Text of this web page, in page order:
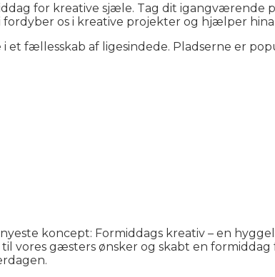
for kreative sjæle. Tag dit
os i kreative projekter og hjælper
fællesskab af ligesindede. Pladserne er
koncept: Formiddags kreativ – en
vores gæsters ønsker og skabt en